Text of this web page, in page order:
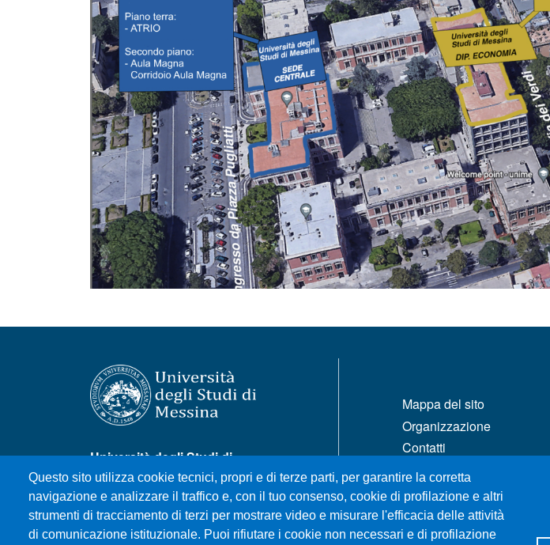
Questo sito utilizza cookie tecnici, propri e di terze parti, per garantire la corretta
navigazione e analizzare il traffico e, con il tuo consenso, cookie di profilazione e altri
strumenti di tracciamento di terzi per mostrare video e misurare l'efficacia delle attività
di comunicazione istituzionale. Puoi rifiutare i cookie non necessari e di profilazione
Università degli Studi di
Messina
Piazza Pugliatti, 1 - 98122
Messina
Cod. Fiscale 80004070837
Mappa del sito
Organizzazione
Contatti
Posta Elettronica Certificata
Unifind
Ufficio Relazioni con il
Pubblico